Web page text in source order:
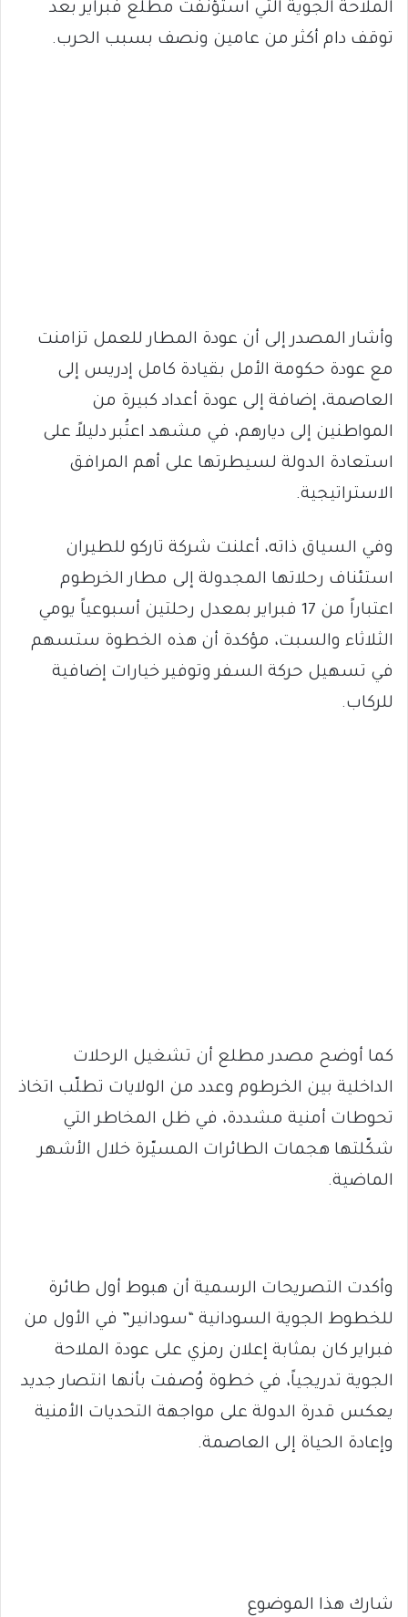
الملاحة الجوية التي استؤنفت مطلع فبراير بعد
توقف دام أكثر من عامين ونصف بسبب الحرب.
وأشار المصدر إلى أن عودة المطار للعمل تزامنت
مع عودة حكومة الأمل بقيادة كامل إدريس إلى
العاصمة، إضافة إلى عودة أعداد كبيرة من
المواطنين إلى ديارهم، في مشهد اعتُبر دليلاً على
استعادة الدولة لسيطرتها على أهم المرافق
الاستراتيجية.
وفي السياق ذاته، أعلنت شركة تاركو للطيران
استئناف رحلاتها المجدولة إلى مطار الخرطوم
اعتباراً من 17 فبراير بمعدل رحلتين أسبوعياً يومي
الثلاثاء والسبت، مؤكدة أن هذه الخطوة ستسهم
في تسهيل حركة السفر وتوفير خيارات إضافية
للركاب.
كما أوضح مصدر مطلع أن تشغيل الرحلات
الداخلية بين الخرطوم وعدد من الولايات تطلّب اتخاذ
تحوطات أمنية مشددة، في ظل المخاطر التي
شكّلتها هجمات الطائرات المسيّرة خلال الأشهر
الماضية.
وأكدت التصريحات الرسمية أن هبوط أول طائرة
للخطوط الجوية السودانية “سودانير” في الأول من
فبراير كان بمثابة إعلان رمزي على عودة الملاحة
الجوية تدريجياً، في خطوة وُصفت بأنها انتصار جديد
يعكس قدرة الدولة على مواجهة التحديات الأمنية
وإعادة الحياة إلى العاصمة.
شارك هذا الموضوع